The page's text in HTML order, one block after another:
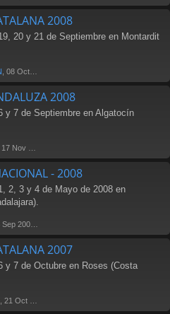
2008
20 y 21 de Septiembre en Montardit
, 08 Oct 2008 09:59
2008
y 7 de Septiembre en Algatocín
, 17 Nov 2009 22:01
- 2008
2, 3 y 4 de Mayo de 2008 en
2008 11:02
2007
y 7 de Octubre en Roses (Costa
, 21 Oct 2007 20:28